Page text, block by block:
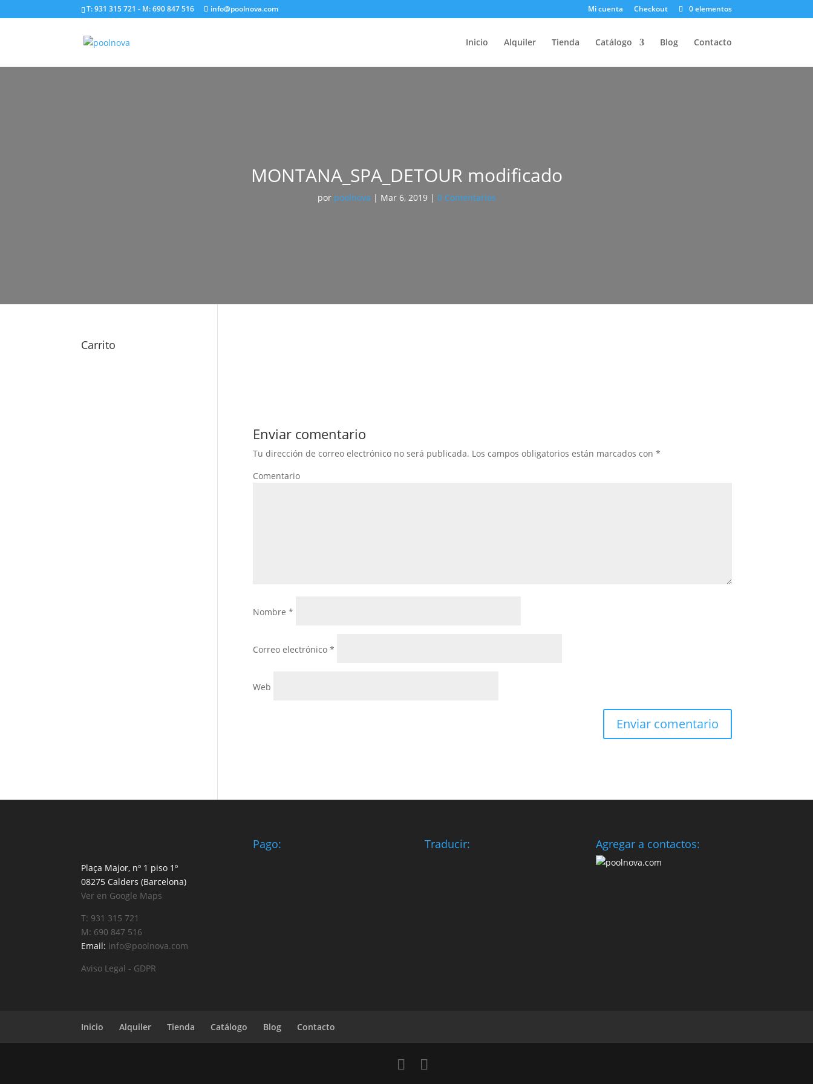
T: 931 315 721 - M: 690 847 516 info@poolnova.com Mi cuenta Checkout 0 elementos
Inicio Alquiler Tienda Catálogo Blog Contacto
MONTANA_SPA_DETOUR modificado
por poolnova | Mar 6, 2019| 0 Comentarios
Enviar comentario
Tu dirección de correo electrónico no será publicada. Los campos obligatorios están marcados con *
Comentario
Nombre *
Correo electrónico *
Web
Carrito
Plaça Major, nº 1 piso 1º
08275 Calders (Barcelona)
Ver en Google Maps
T: 931 315 721
M: 690 847 516
Email: info@poolnova.com
Aviso Legal - GDPR
Pago: Traducir: Agregar a contactos:
Inicio Alquiler Tienda Catálogo Blog Contacto